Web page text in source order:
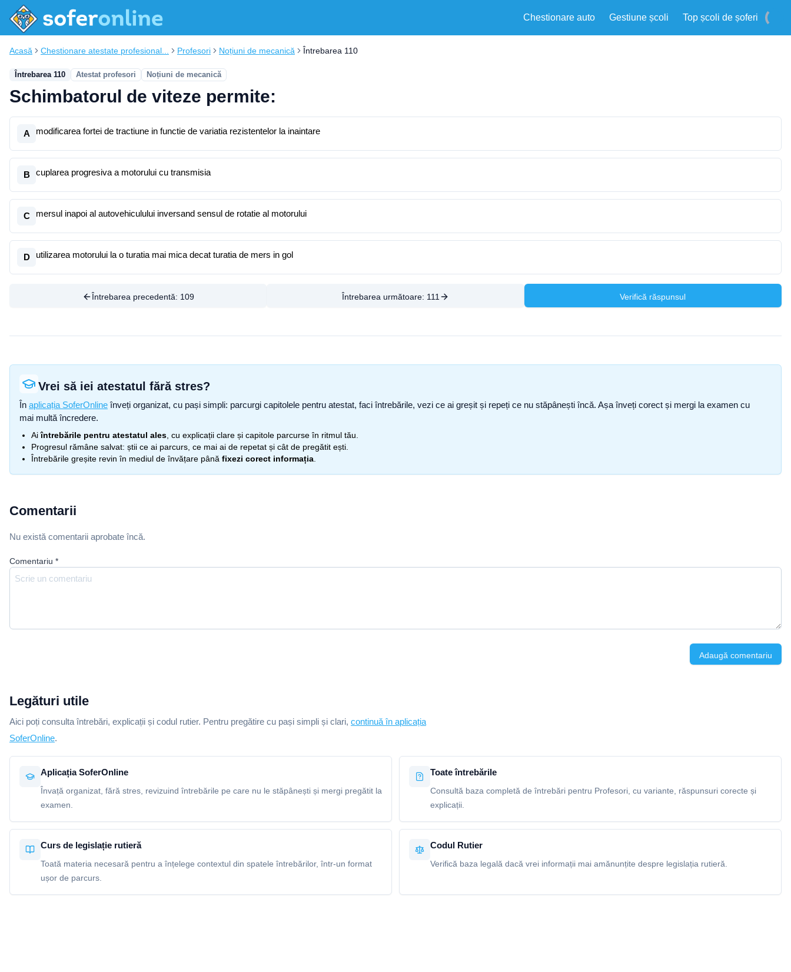
Chestionare auto Gestiune școli Top școli de șoferi
Acasă Chestionare atestate profesional... Profesori Noțiuni de mecanică Întrebarea 110
Întrebarea 110 Atestat profesori Noțiuni de mecanică
Schimbatorul de viteze permite:
A modificarea fortei de tractiune in functie de variatia rezistentelor la inaintare
B cuplarea progresiva a motorului cu transmisia
C mersul inapoi al autovehiculului inversand sensul de rotatie al motorului
D utilizarea motorului la o turatia mai mica decat turatia de mers in gol
Întrebarea precedentă: 109 Întrebarea următoare: 111 Verifică răspunsul
Vrei să iei atestatul fără stres?
În aplicația SoferOnline înveți organizat, cu pași simpli: parcurgi capitolele pentru atestat, faci întrebările, vezi ce ai greșit și repeți ce nu stăpânești încă. Așa înveți corect și mergi la examen cu
mai multă încredere.
Aiîntrebările pentru atestatul ales , cu explicații clare și capitole parcurse în ritmul tău.
Progresul rămâne salvat: știi ce ai parcurs, ce mai ai de repetat și cât de pregătit ești.
Întrebările greșite revin în mediul de învățare până fixezi corect informația
Comentarii
Nu există comentarii aprobate încă.
Comentariu *
Adaugă comentariu
Legături utile
Aici poți consulta întrebări, explicații și codul rutier. Pentru pregătire cu pași simpli și clari, continuă în aplicația
SoferOnline.
Aplicația SoferOnline
Învață organizat, fără stres, revizuind întrebările pe care nu le stăpânești și mergi pregătit la
examen.
Toate întrebările
Consultă baza completă de întrebări pentru Profesori, cu variante, răspunsuri corecte și
explicații.
Curs de legislație rutieră
Toată materia necesară pentru a înțelege contextul din spatele întrebărilor, într-un format
ușor de parcurs.
Codul Rutier
Verifică baza legală dacă vrei informații mai amănunțite despre legislația rutieră.